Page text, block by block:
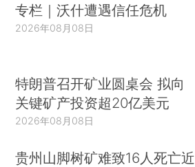
专栏｜沃什遭遇信任危机
2026年08月08日
特朗普召开矿业圆桌会 拟向
关键矿产投资超20亿美元
2026年08月08日
贵州山脚树矿难致16人死亡近